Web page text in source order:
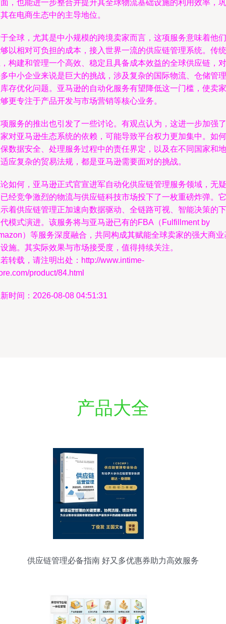
，也能进一步整合并提升其全球物流基础设施的利用效率，巩
在电商生态中的主导地位。
全球，尤其是中小规模的跨境卖家而言，这项服务意味着他们
以相对可负担的成本，接入世界一流的供应链管理系统。传统
构建和管理一个高效、稳定且具备成本效益的全球供应链，对
中小企业来说是巨大的挑战，涉及复杂的国际物流、仓储管理
存优化问题。亚马逊的自动化服务有望降低这一门槛，使卖家
更专注于产品开发与市场营销等核心业务。
服务的推出也引发了一些讨论。有观点认为，这进一步加强了
对亚马逊生态系统的依赖，可能导致平台权力更加集中。如何
数据安全、处理服务过程中的责任界定，以及在不同国家和地
应复杂的贸易法规，都是亚马逊需要面对的挑战。
如何，亚马逊正式官宣进军自动化供应链管理服务领域，无疑
经竞争激烈的物流与供应链科技市场投下了一枚重磅炸弹。它
着供应链管理正加速向数据驱动、全链路可视、智能决策的下
模式演进。该服务将与亚马逊已有的FBA（Fulfillment by
）等服务深度融合，共同构成其赋能全球卖家的强大商业
施。其实际效果与市场接受度，值得持续关注。
转载，请注明出处：http://www.intime-
product/84.html
时间：2026-08-08 04:51:31
产品大全
供应链管理必备指南 好又多优惠券助力高效服务